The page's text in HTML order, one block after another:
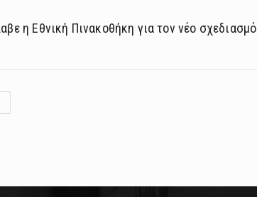
η Εθνική Πινακοθήκη για τον νέο σχεδιασμό